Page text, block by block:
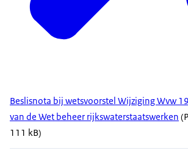
Beslisnota bij wetsvoorstel Wijziging Wvw
van de Wet beheer rijkswaterstaatswerken
111 kB)